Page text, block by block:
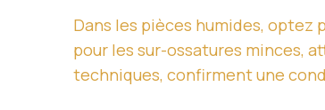
Dans les pièces humides, optez
pour les sur-ossatures minces,
techniques, confirment une